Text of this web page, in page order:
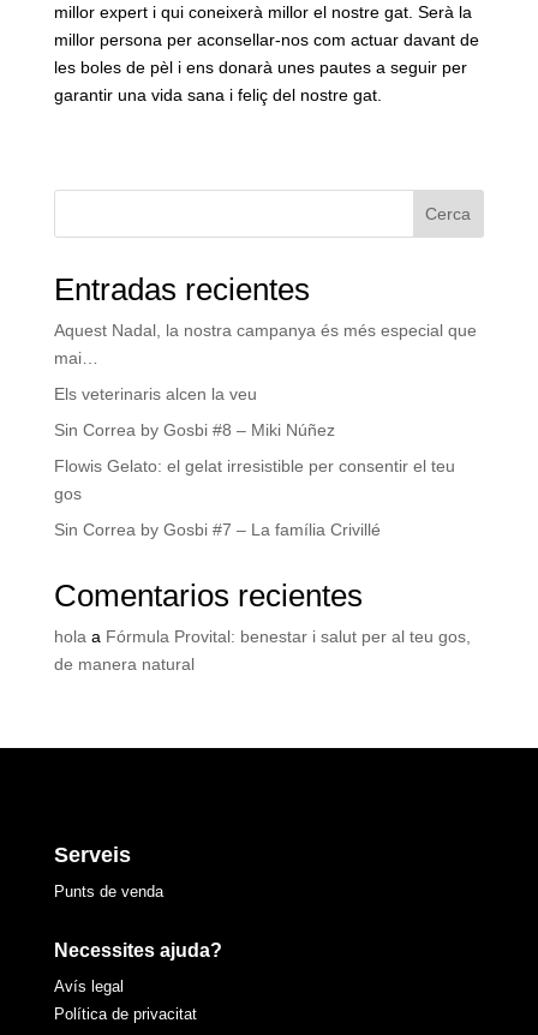
millor expert i qui coneixerà millor el nostre gat. Serà la
millor persona per aconsellar-nos com actuar davant de
les boles de pèl i ens donarà unes pautes a seguir per
garantir una vida sana i feliç del nostre gat.
Cerca
Entradas recientes
Aquest Nadal, la nostra campanya és més especial que
mai…
Els veterinaris alcen la veu
Sin Correa by Gosbi #8 – Miki Núñez
Flowis Gelato: el gelat irresistible per consentir el teu
gos
Sin Correa by Gosbi #7 – La família Crivillé
Comentarios recientes
hola a Fórmula Provital: benestar i salut per al teu gos,
de manera natural
Serveis
Punts de venda
Necessites ajuda?
Avís legal
Política de privacitat